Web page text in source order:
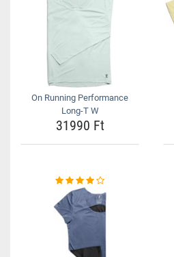
On Running Performance
Long-T W
31990 Ft